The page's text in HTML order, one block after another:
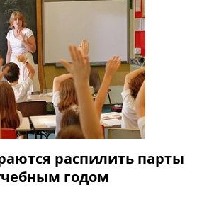
распилить парты
годом